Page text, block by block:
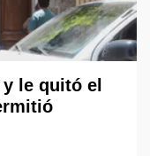
y le quitó el